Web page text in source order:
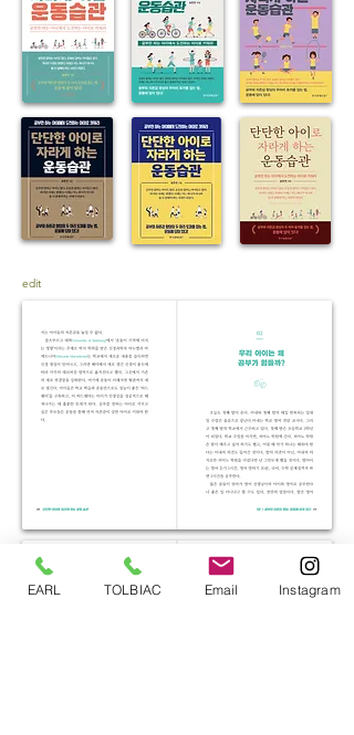
edit
EARL TOLBIAC Email Instagram